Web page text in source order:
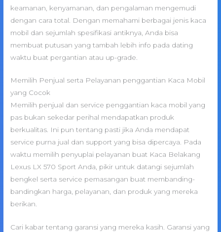
keamanan, kenyamanan, dan pengalaman mengemudi
dengan cara total. Dengan memahami berbagai jenis kaca
mobil dan sejumlah spesifikasi antiknya, Anda bisa
membuat putusan yang tambah lebih info pada dating
waktu buat pergantian atau up-grade.
Memilih Penjual serta Pelayanan penggantian Kaca Mobil
yang Cocok
Memilih penjual dan service penggantian kaca mobil yang
pas bukan sekedar perihal mendapatkan produk
berkualitas. Ini pun tentang pasti jika Anda mendapat
service purna jual dan support yang bisa dipercaya. Pada
waktu memilih penyuplai pelayanan buat Kaca Belakang
Lexus LX 570 Sport Anda, pikir untuk datangi sejumlah
bengkel serta service pemasangan buat membanding-
bandingkan harga, pelayanan, dan produk yang mereka
berikan.
Cari kabar tentang garansi yang mereka kasih. Garansi yang